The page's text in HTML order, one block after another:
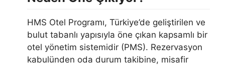
HMS Otel Programı, Türkiye’de geliştirilen ve
bulut tabanlı yapısıyla öne çıkan kapsamlı bir
otel yönetim sistemidir (PMS). Rezervasyon
kabulünden oda durum takibine, misafir